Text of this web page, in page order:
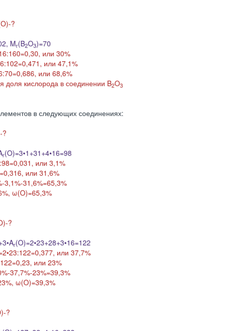
?
Mr(B2O3)=70
или 30%
:102=0,471, или 47,1%
:70=0,686, или 68,6%
доля кислорода в соединении B2O3
в следующих соединениях:
?
r(O)=3•1 +31+4•16=98
:98=0,031, или 3,1%
или 31,6%
3,1%-31,6%=65,3%
ω(O)=65,3%
?
r(O)=2•23+28+3•16=122
•23:122=0,377, или 37,7%
или 23%
37,7%-23%=39,3%
ω(O)=39,3%
?